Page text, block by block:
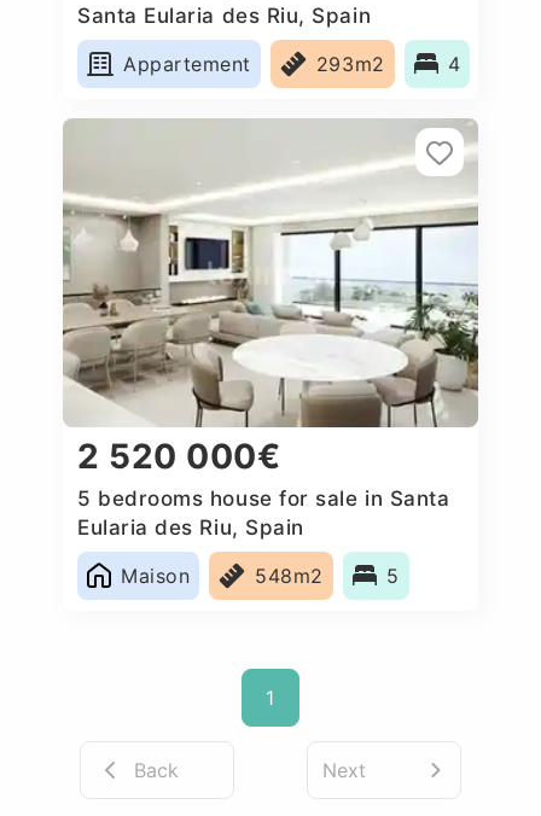
Santa Eularia des Riu, Spain
Appartement
293m2 4
2 520 000€
5 bedrooms house for sale in Santa
Eularia des Riu, Spain
Maison
548m2 5
1
Back Next